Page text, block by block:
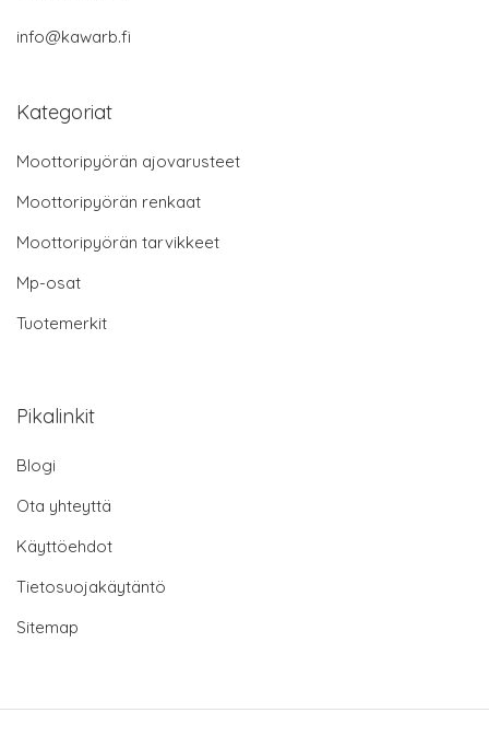
info@kawarb.fi
Kategoriat
Moottoripyörän ajovarusteet
Moottoripyörän renkaat
Moottoripyörän tarvikkeet
Mp-osat
Tuotemerkit
Pikalinkit
Blogi
Ota yhteyttä
Käyttöehdot
Tietosuojakäytäntö
Sitemap